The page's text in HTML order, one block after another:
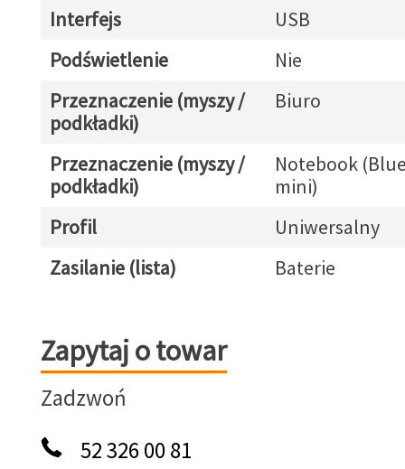
Interfejs
USB
Podświetlenie
Nie
Przeznaczenie (myszy /
podkładki)
Biuro
Przeznaczenie (myszy /
podkładki)
Notebook
mini)
Profil
Uniwersalny
Zasilanie (lista)
Baterie
Zapytaj o towar
Zapytaj o towar
Zadzwoń
52 326 00 81